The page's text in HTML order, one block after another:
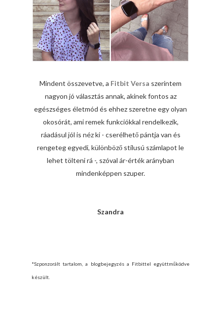
Mindent összevetve, a Fitbit Versa szerintem
nagyon jó választás annak, akinek fontos az
egészséges életmód és ehhez szeretne egy olyan
okosórát, ami remek funkciókkal rendelkezik,
ráadásul jól is néz ki - cserélhető pántja van és
rengeteg egyedi, különböző stílusú számlapot le
lehet tölteni rá -, szóval ár-érték arányban
mindenképpen szuper.
Szandra
*Szponzorált tartalom, a blogbejegyzés a Fitbittel együttműködve
készült.